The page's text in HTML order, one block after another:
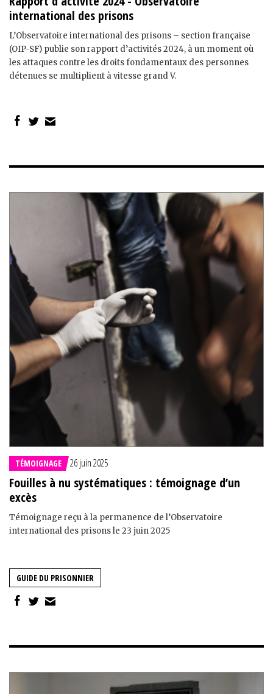
international des prisons
L’Observatoire international des prisons – section française
(OIP-SF) publie son rapport d’activités 2024, à un moment où
les attaques contre les droits fondamentaux des personnes
détenues se multiplient à vitesse grand V.
TÉMOIGNAGE 26 juin 2025
Fouilles à nu systématiques : témoignage d’un
excès
Témoignage reçu à la permanence de l’Observatoire
international des prisons le 23 juin 2025
GUIDE DU PRISONNIER